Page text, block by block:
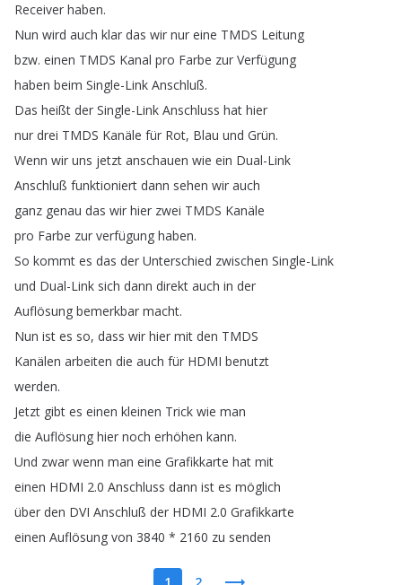
Receiver haben.
Nun wird auch klar das wir nur eine TMDS Leitung
bzw. einen TMDS Kanal pro Farbe zur Verfügung
haben beim Single-Link Anschluß.
Das heißt der Single-Link Anschluss hat hier
nur drei TMDS Kanäle für Rot, Blau und Grün.
Wenn wir uns jetzt anschauen wie ein Dual-Link
Anschluß funktioniert dann sehen wir auch
ganz genau das wir hier zwei TMDS Kanäle
pro Farbe zur verfügung haben.
So kommt es das der Unterschied zwischen Single-Link
und Dual-Link sich dann direkt auch in der
Auflösung bemerkbar macht.
Nun ist es so, dass wir hier mit den TMDS
Kanälen arbeiten die auch für HDMI benutzt
werden.
Jetzt gibt es einen kleinen Trick wie man
die Auflösung hier noch erhöhen kann.
Und zwar wenn man eine Grafikkarte hat mit
einen HDMI 2.0 Anschluss dann ist es möglich
über den DVI Anschluß der HDMI 2.0 Grafikkarte
einen Auflösung von 3840 * 2160 zu senden